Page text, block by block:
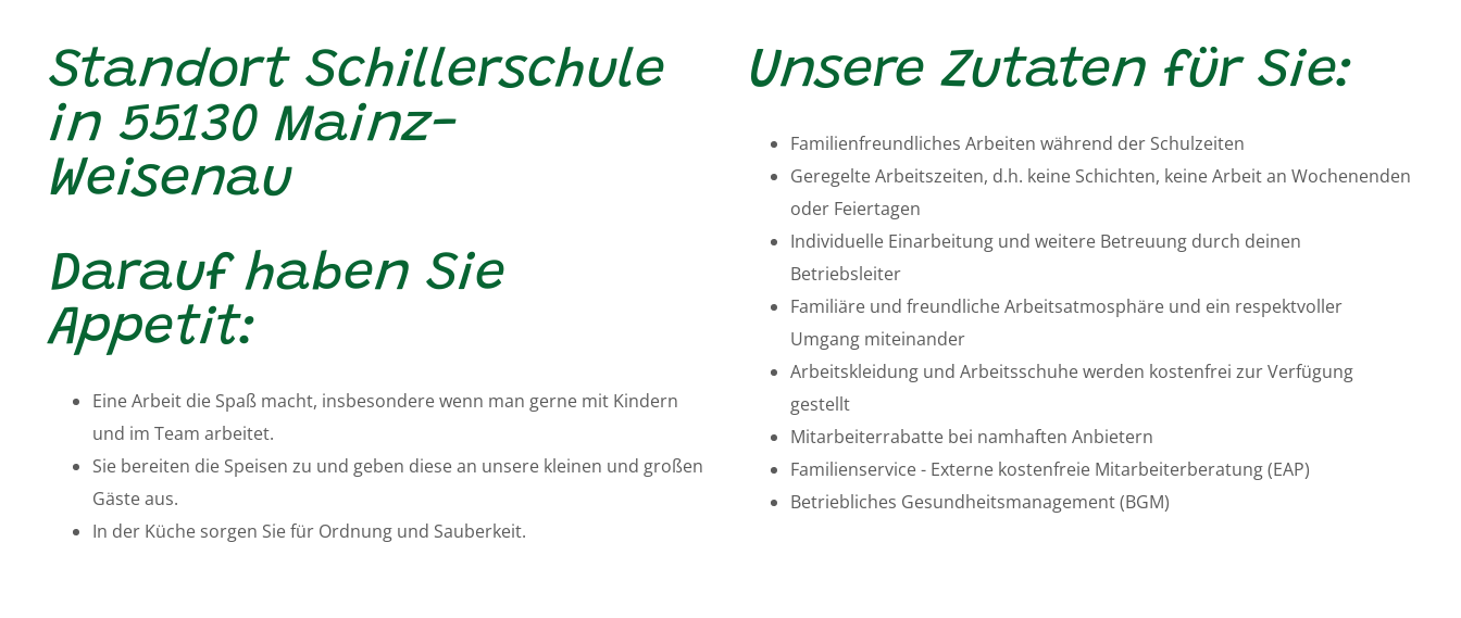
Standort Schillerschule
in 55130 Mainz-
Weisenau
Darauf haben Sie
Appetit:
Eine Arbeit die Spaß macht, insbesondere wenn man gerne mit Kindern
und im Team arbeitet.
Sie bereiten die Speisen zu und geben diese an unsere kleinen und großen
Gäste aus.
In der Küche sorgen Sie für Ordnung und Sauberkeit.
Unsere Zutaten für Sie:
Familienfreundliches Arbeiten während der Schulzeiten
Geregelte Arbeitszeiten, d.h. keine Schichten, keine Arbeit an Wochenenden
oder Feiertagen
Individuelle Einarbeitung und weitere Betreuung durch deinen
Betriebsleiter
Familiäre und freundliche Arbeitsatmosphäre und ein respektvoller
Umgang miteinander
Arbeitskleidung und Arbeitsschuhe werden kostenfrei zur Verfügung
gestellt
Mitarbeiterrabatte bei namhaften Anbietern
Familienservice - Externe kostenfreie Mitarbeiterberatung (EAP)
Betriebliches Gesundheitsmanagement (BGM)